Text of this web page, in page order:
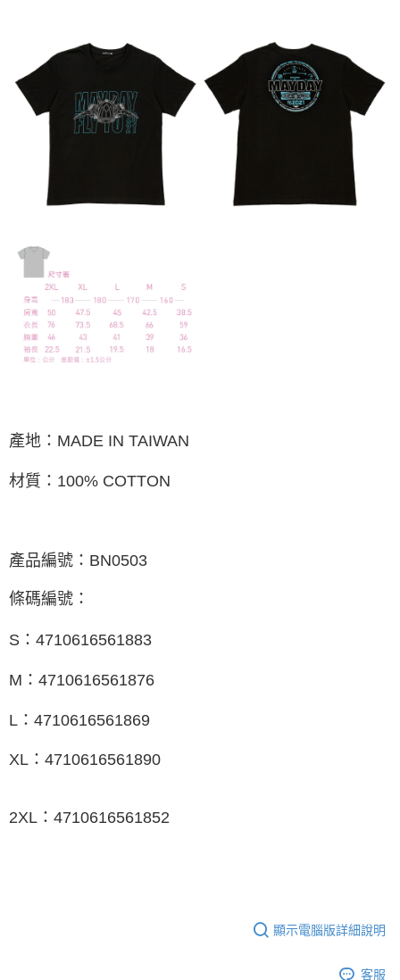
產地：MADE IN TAIWAN
材質：100% COTTON
產品編號：BN0503
條碼編號：
S：4710616561883
M：4710616561876
L：4710616561869
XL：4710616561890
2XL：4710616561852
顯示電腦版詳細說明
客服